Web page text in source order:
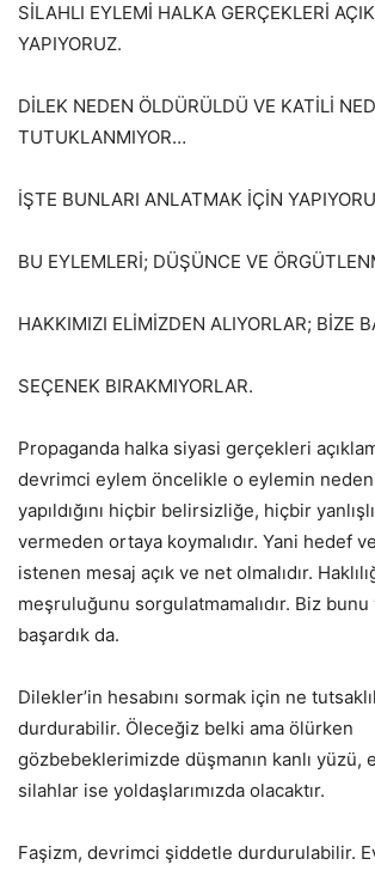
SİLAHLI EYLEMİ HALKA GERÇEKLERİ
YAPIYORUZ.
DİLEK NEDEN ÖLDÜRÜLDÜ VE KATİLİ
TUTUKLANMIYOR…
İŞTE BUNLARI ANLATMAK İÇİN
BU EYLEMLERİ; DÜŞÜNCE VE
HAKKIMIZI ELİMİZDEN ALIYORLAR; BİZE
SEÇENEK BIRAKMIYORLAR.
Propaganda halka siyasi gerçekleri
devrimci eylem öncelikle o eylemin neden
yapıldığını hiçbir belirsizliğe, hiçbir
vermeden ortaya koymalıdır. Yani hedef
istenen mesaj açık ve net olmalıdır.
meşruluğunu sorgulatmamalıdır. Biz bunu
başardık da.
Dilekler’in hesabını sormak için ne
durdurabilir. Öleceğiz belki ama ölürken
gözbebeklerimizde düşmanın kanlı yüzü,
silahlar ise yoldaşlarımızda olacaktır.
Faşizm, devrimci şiddetle durdurulabilir.